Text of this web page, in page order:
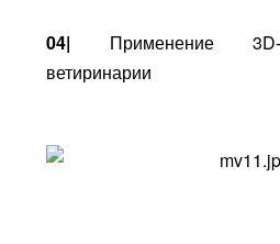
04| Применение
ветиринарии